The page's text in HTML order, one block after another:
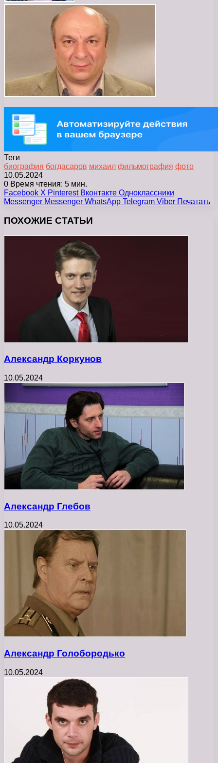
Теги
биография богдасаров михаил фильмография фото
10.05.2024
0 Время чтения: 5 мин.
Facebook X Pinterest Вконтакте Одноклассники
Messenger Messenger WhatsApp Telegram Viber Печатать
ПОХОЖИЕ СТАТЬИ
Александр Коркунов
10.05.2024
Александр Глебов
10.05.2024
Александр Голобородько
10.05.2024